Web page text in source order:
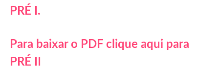
PRÉ I.
Para baixar o PDF clique aqui para
PRÉ II